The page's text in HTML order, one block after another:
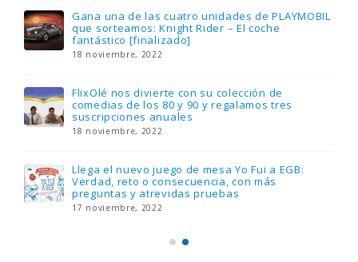
Gana una de las cuatro unidades de PLAYMOBIL
que sorteamos: Knight Rider – El coche
fantástico [finalizado]
18 noviembre, 2022
FlixOlé nos divierte con su colección de
comedias de los 80 y 90 y regalamos tres
suscripciones anuales
18 noviembre, 2022
Llega el nuevo juego de mesa Yo Fui a EGB:
Verdad, reto o consecuencia, con más
preguntas y atrevidas pruebas
17 noviembre, 2022